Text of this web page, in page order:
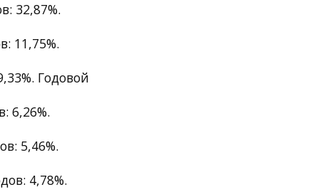
32,87%.
11,75%.
Годовой
6,26%.
5,46%.
4,78%.